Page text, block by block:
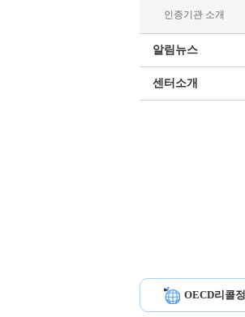
인증기관 소개
알림뉴스
센터소개
OECD리콜